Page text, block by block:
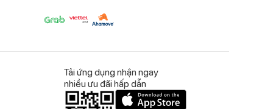
còn có chi tiết thỏ
Tải ứng dụng nhận ngay
nhiều ưu đãi hấp dẫn